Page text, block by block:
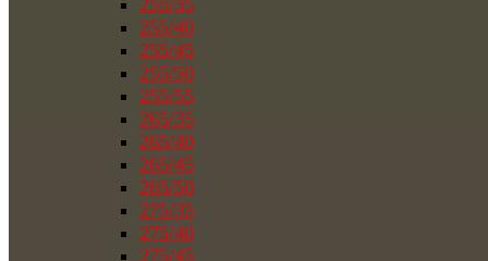
255/35
255/40
255/45
255/50
255/55
265/35
265/40
265/45
265/50
275/35
275/40
275/45